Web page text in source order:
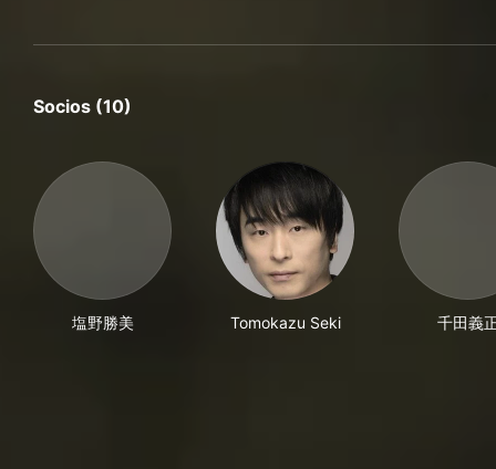
Socios (10)
塩野勝美 Tomokazu Seki 千田義